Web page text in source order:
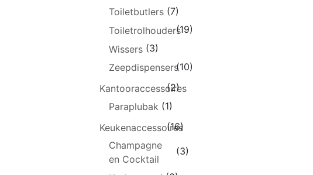
Toiletbutlers (7)
Toiletrolhouders(19)
Wissers (3)
Zeepdispensers(10)
Kantooraccessoires
(2)
Paraplubak (1)
Keukenaccessoires
(16)
Champagne
en Cocktail
(3)